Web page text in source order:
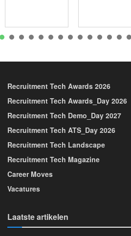
1 2 3 4 5 6 7 8
Recruitment Tech Awards 2026
Recruitment Tech Awards_Day 2026
Recruitment Tech Demo_Day 2027
Recruitment Tech ATS_Day 2026
Recruitment Tech Landscape
Recruitment Tech Magazine
Career Moves
Vacatures
Laatste artikelen